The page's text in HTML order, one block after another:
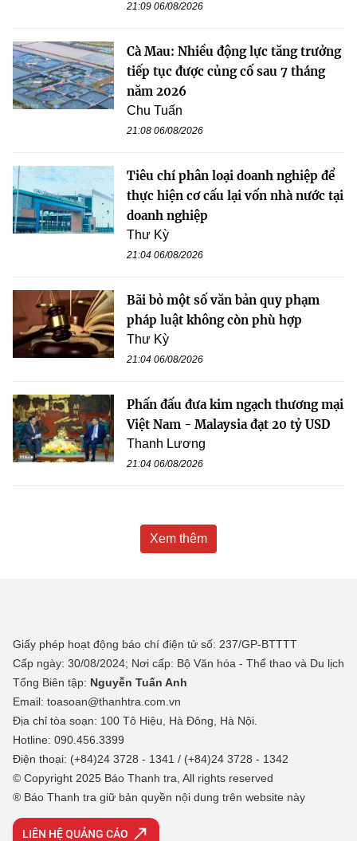
21:09 06/08/2026
Cà Mau: Nhiều động lực tăng trưởng
tiếp tục được củng cố sau 7 tháng
năm 2026
Chu Tuấn
21:08 06/08/2026
Tiêu chí phân loại doanh nghiệp để
thực hiện cơ cấu lại vốn nhà nước tại
doanh nghiệp
Thư Kỳ
21:04 06/08/2026
Bãi bỏ một số văn bản quy phạm
pháp luật không còn phù hợp
Thư Kỳ
21:04 06/08/2026
Phấn đấu đưa kim ngạch thương mại
Việt Nam - Malaysia đạt 20 tỷ USD
Thanh Lương
21:04 06/08/2026
Xem thêm
Giấy phép hoạt động báo chí điện tử số: 237/GP-BTTTT
Cấp ngày: 30/08/2024; Nơi cấp: Bộ Văn hóa - Thể thao và Du lịch
Tổng Biên tập: Nguyễn Tuấn Anh
Email: toasoan@thanhtra.com.vn
Địa chỉ tòa soạn: 100 Tô Hiệu, Hà Đông, Hà Nội.
Hotline: 090.456.3399
Điện thoại: (+84)24 3728 - 1341 / (+84)24 3728 - 1342
© Copyright 2025 Báo Thanh tra, All rights reserved
® Báo Thanh tra giữ bản quyền nội dung trên website này
LIÊN HỆ QUẢNG CÁO